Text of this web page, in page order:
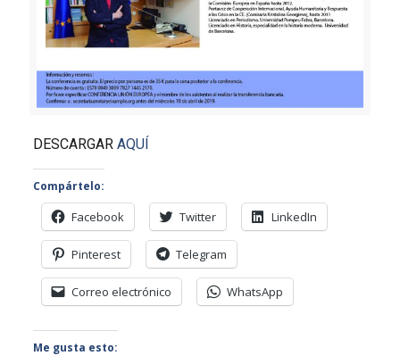
DESCARGAR AQUÍ
Compártelo:
Facebook Twitter LinkedIn
Pinterest Telegram
Correo electrónico WhatsApp
Me gusta esto: